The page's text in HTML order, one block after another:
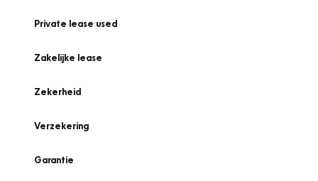
Private lease used
Zakelijke lease
Zekerheid
Verzekering
Garantie